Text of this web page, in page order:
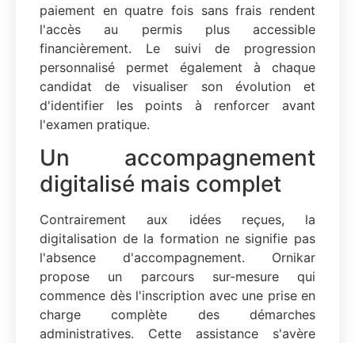
paiement en quatre fois sans frais rendent
l'accès au permis plus accessible
financièrement. Le suivi de progression
personnalisé permet également à chaque
candidat de visualiser son évolution et
d'identifier les points à renforcer avant
l'examen pratique.
Un accompagnement
digitalisé mais complet
Contrairement aux idées reçues, la
digitalisation de la formation ne signifie pas
l'absence d'accompagnement. Ornikar
propose un parcours sur-mesure qui
commence dès l'inscription avec une prise en
charge complète des démarches
administratives. Cette assistance s'avère